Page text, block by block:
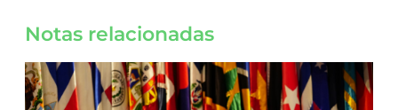
Notas relacionadas